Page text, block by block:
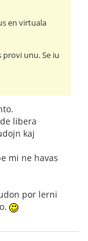
en virtuala
unu. Se iu
libera
kaj
mi ne havas
por lerni